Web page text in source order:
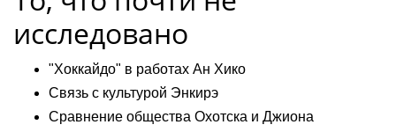
исследовано
"Хоккайдо" в работах Ан Хико
Связь с культурой Энкирэ
Сравнение общества Охотска и Джиона